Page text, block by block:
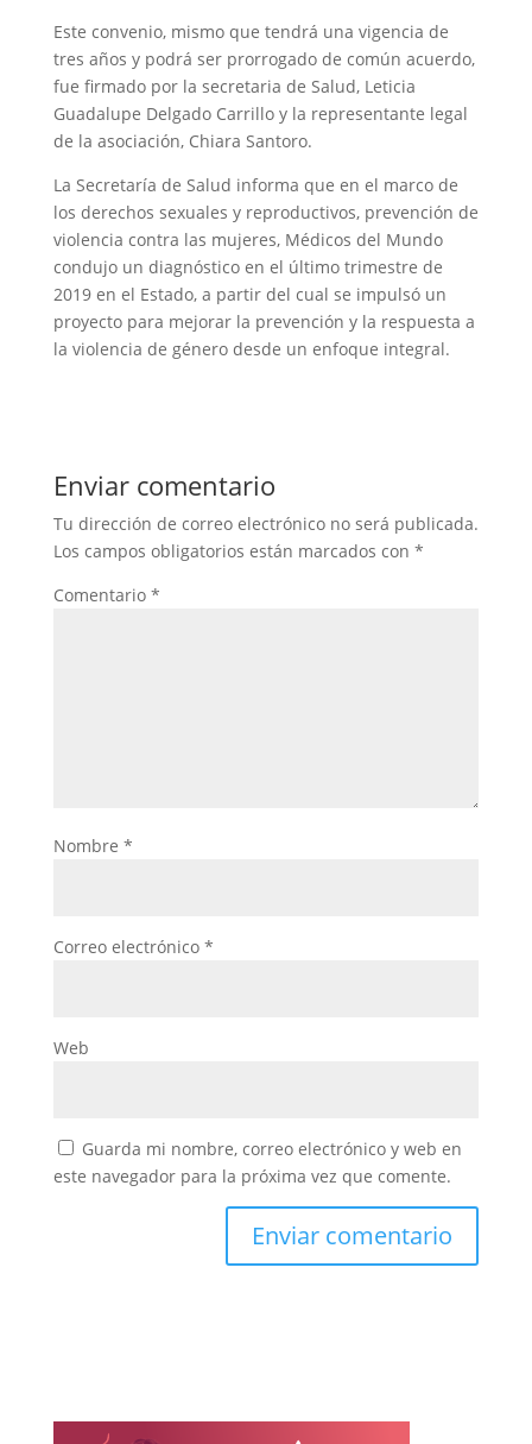
Este convenio, mismo que tendrá una vigencia de
tres años y podrá ser prorrogado de común acuerdo,
fue firmado por la secretaria de Salud, Leticia
Guadalupe Delgado Carrillo y la representante legal
de la asociación, Chiara Santoro.
La Secretaría de Salud informa que en el marco de
los derechos sexuales y reproductivos, prevención de
violencia contra las mujeres, Médicos del Mundo
condujo un diagnóstico en el último trimestre de
2019 en el Estado, a partir del cual se impulsó un
proyecto para mejorar la prevención y la respuesta a
la violencia de género desde un enfoque integral.
Enviar comentario
Tu dirección de correo electrónico no será publicada.
Los campos obligatorios están marcados con *
Comentario *
Nombre *
Correo electrónico *
Web
Guarda mi nombre, correo electrónico y web en
este navegador para la próxima vez que comente.